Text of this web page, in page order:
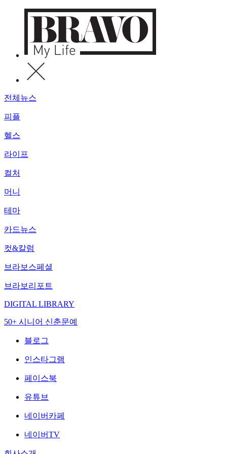
전체뉴스
피플
헬스
라이프
컬처
머니
테마
카드뉴스
컷&칼럼
브라보스페셜
브라보리포트
DIGITAL LIBRARY
50+ 시니어 신춘문예
블로그
인스타그램
페이스북
유튜브
네이버카페
네이버TV